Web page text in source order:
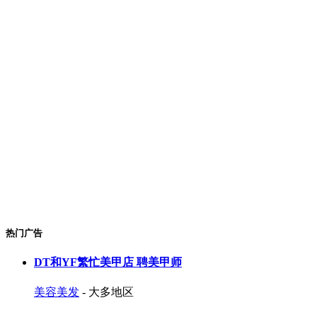
热门广告
DT和YF繁忙美甲店 聘美甲师
美容美发 - 大多地区